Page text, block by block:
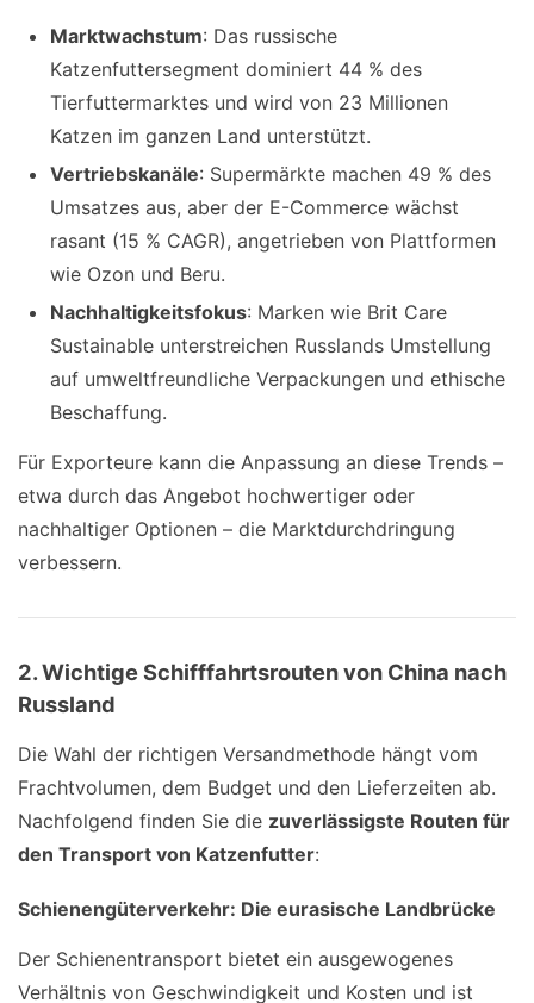
Marktwachstum: Das russische
Katzenfuttersegment dominiert 44 % des
Tierfuttermarktes und wird von 23 Millionen
Katzen im ganzen Land unterstützt.
Vertriebskanäle: Supermärkte machen 49 % des
Umsatzes aus, aber der E-Commerce wächst
rasant (15 % CAGR), angetrieben von Plattformen
wie Ozon und Beru.
Nachhaltigkeitsfokus: Marken wie Brit Care
Sustainable unterstreichen Russlands Umstellung
auf umweltfreundliche Verpackungen und ethische
Beschaffung.
Für Exporteure kann die Anpassung an diese Trends –
etwa durch das Angebot hochwertiger oder
nachhaltiger Optionen – die Marktdurchdringung
verbessern.
2. Wichtige Schifffahrtsrouten von China nach
Russland
Die Wahl der richtigen Versandmethode hängt vom
Frachtvolumen, dem Budget und den Lieferzeiten ab.
Nachfolgend finden Sie die zuverlässigste Routen für
den Transport von Katzenfutter:
Schienengüterverkehr: Die eurasische Landbrücke
Der Schienentransport bietet ein ausgewogenes
Verhältnis von Geschwindigkeit und Kosten und ist